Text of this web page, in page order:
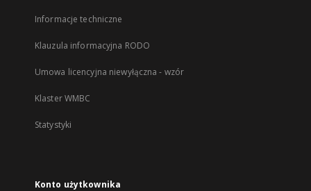
Informacje techniczne
Klauzula informacyjna RODO
Umowa licencyjna niewyłączna - wzór
Klaster WMBC
Statystyki
Konto użytkownika